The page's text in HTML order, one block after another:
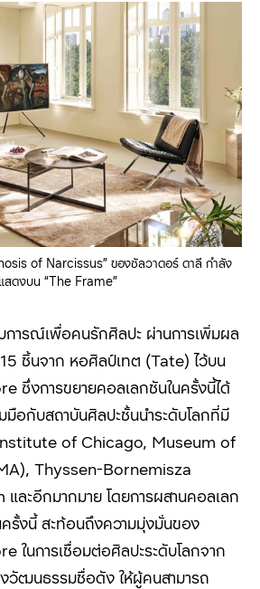
of Narcissus” ของซัลวาดอร์ ดาลี กำลัง
แสดงบน “The Frame”
การณ์เพื่อคนรักศิลปะ ผ่านการเพิ่มผล
ชิ้นจาก หอศิลป์เทต (Tate)ไว้บน
ซึ่งการขยายคอลเลกชันในครั้งนี้ได้
อกับสถาบันศิลปะชั้นนำระดับโลกที่มี
of Chicago, Museum of
Thyssen-Bornemisza
และอีกมากมาย โดยการผสานคอลเลก
รั้งนี้ สะท้อนถึงความมุ่งมั่นของ
ในการเชื่อมต่อศิลปะระดับโลกจาก
วัฒนธรรมชื่อดัง ให้ผู้คนสามารถ